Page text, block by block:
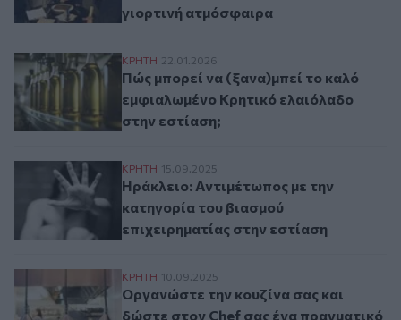
γιορτινή ατμόσφαιρα
Πώς μπορεί να (ξανα)μπεί το καλό
ΚΡΗΤΗ 22.01.2026
Πώς μπορεί να (ξανα)μπεί το καλό
εμφιαλωμένο Κρητικό ελαιόλαδο
στην εστίαση;
Ηράκλειο: Αντιμέτωπος με την
ΚΡΗΤΗ 15.09.2025
Ηράκλειο: Αντιμέτωπος με την
κατηγορία του βιασμού
επιχειρηματίας στην εστίαση
Οργανώστε την κουζίνα σας και δώστε
ΚΡΗΤΗ 10.09.2025
Οργανώστε την κουζίνα σας και
δώστε στον Chef σας ένα πραγματικό